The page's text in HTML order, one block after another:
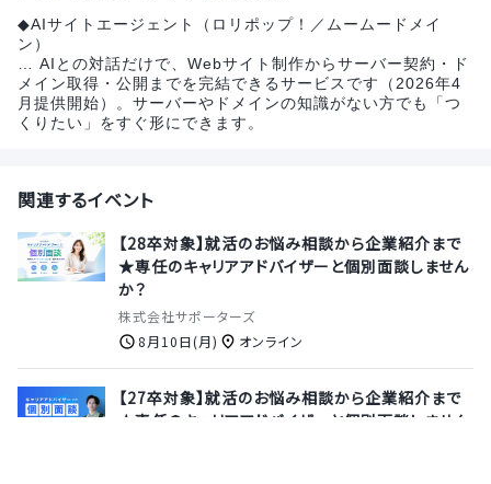
◆AIサイトエージェント（ロリポップ！／ムームードメイ
ン）
… AIとの対話だけで、Webサイト制作からサーバー契約・ド
メイン取得・公開までを完結できるサービスです（2026年4
月提供開始）。サーバーやドメインの知識がない方でも「つ
くりたい」をすぐ形にできます。
関連するイベント
【28卒対象】就活のお悩み相談から企業紹介まで
★専任のキャリアアドバイザーと個別面談しません
か？
株式会社サポーターズ
8月10日(月)
オンライン
【27卒対象】就活のお悩み相談から企業紹介まで
★専任のキャリアアドバイザーと個別面談しません